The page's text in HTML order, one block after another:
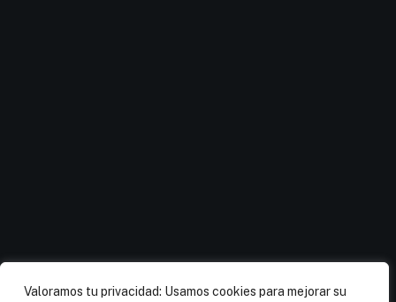
Valoramos tu privacidad: Usamos cookies para mejorar su